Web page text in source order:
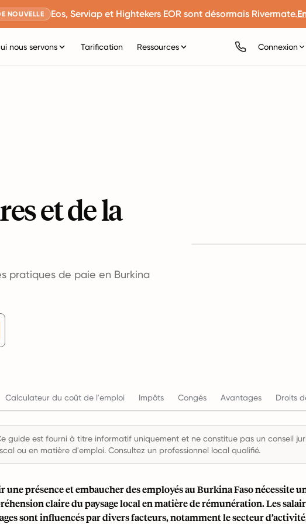
NOUVELLE Eos, Serviap et Hightekers EOR sont désormais Rivermate.
nous servons Tarification Ressources Connexion
et de la
pratiques de paie en Burkina
Calculateur du coût de l'emploi Impôts Congés Avantages Droits
guide est fourni à titre informatif uniquement et ne constitue pas un conseil
ou en matière d'emploi. Consultez un professionnel local qualifié.
une présence et embaucher des employés au Burkina Faso nécessite
claire du paysage local en matière de rémunération. Les
sont influencés par divers facteurs, notamment le secteur